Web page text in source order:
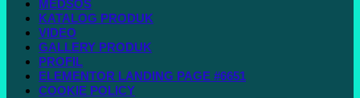
MEDSOS
KATALOG PRODUK
VIDEO
GALLERY PRODUK
PROFIL
ELEMENTOR LANDING PAGE #6651
COOKIE POLICY